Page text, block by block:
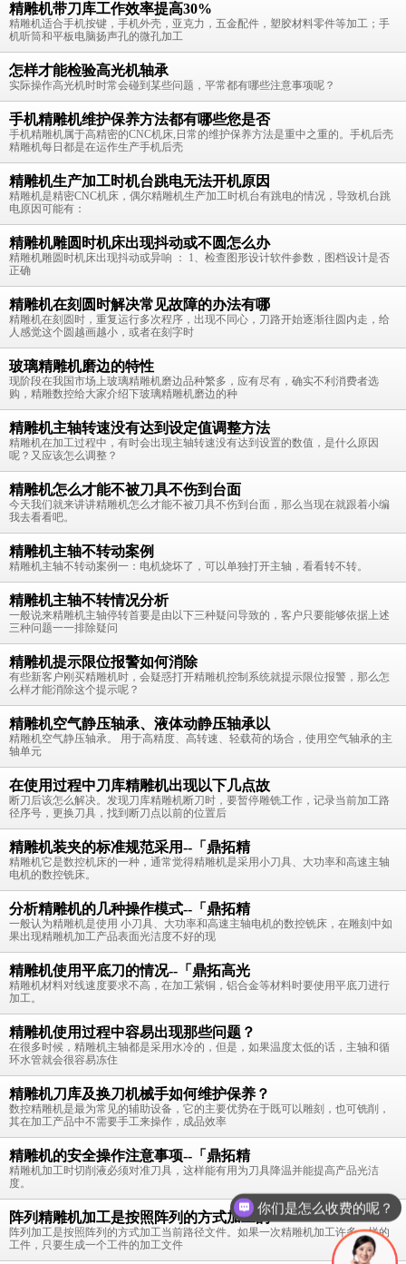
精雕机带刀库工作效率提高30%
精雕机适合手机按键，手机外壳，亚克力，五金配件，塑胶材料零件等加工；手
机听筒和平板电脑扬声孔的微孔加工
怎样才能检验高光机轴承
实际操作高光机时时常会碰到某些问题，平常都有哪些注意事项呢？
手机精雕机维护保养方法都有哪些您是否
手机精雕机属于高精密的CNC机床,日常的维护保养方法是重中之重的。手机后壳
精雕机每日都是在运作生产手机后壳
精雕机生产加工时机台跳电无法开机原因
精雕机是精密CNC机床，偶尔精雕机生产加工时机台有跳电的情况，导致机台跳
电原因可能有：
精雕机雕圆时机床出现抖动或不圆怎么办
精雕机雕圆时机床出现抖动或异响 ： 1、检查图形设计软件参数，图档设计是否
正确
精雕机在刻圆时解决常见故障的办法有哪
精雕机在刻圆时，重复运行多次程序，出现不同心，刀路开始逐渐往圆内走，给
人感觉这个圆越画越小，或者在刻字时
玻璃精雕机磨边的特性
现阶段在我国市场上玻璃精雕机磨边品种繁多，应有尽有，确实不利消费者选
购，精雕数控给大家介绍下玻璃精雕机磨边的种
精雕机主轴转速没有达到设定值调整方法
精雕机在加工过程中，有时会出现主轴转速没有达到设置的数值，是什么原因
呢？又应该怎么调整？
精雕机怎么才能不被刀具不伤到台面
今天我们就来讲讲精雕机怎么才能不被刀具不伤到台面，那么当现在就跟着小编
我去看看吧。
精雕机主轴不转动案例
精雕机主轴不转动案例一：电机烧坏了，可以单独打开主轴，看看转不转。
精雕机主轴不转情况分析
一般说来精雕机主轴停转首要是由以下三种疑问导致的，客户只要能够依据上述
三种问题一一排除疑问
精雕机提示限位报警如何消除
有些新客户刚买精雕机时，会疑惑打开精雕机控制系统就提示限位报警，那么怎
么样才能消除这个提示呢？
精雕机空气静压轴承、液体动静压轴承以
精雕机空气静压轴承。 用于高精度、高转速、轻载荷的场合，使用空气轴承的主
轴单元
在使用过程中刀库精雕机出现以下几点故
断刀后该怎么解决。发现刀库精雕机断刀时，要暂停雕铣工作，记录当前加工路
径序号，更换刀具，找到断刀点以前的位置后
精雕机装夹的标准规范采用--「鼎拓精
精雕机它是数控机床的一种，通常觉得精雕机是采用小刀具、大功率和高速主轴
电机的数控铣床。
分析精雕机的几种操作模式--「鼎拓精
一般认为精雕机是使用 小刀具、大功率和高速主轴电机的数控铣床，在雕刻中如
果出现精雕机加工产品表面光洁度不好的现
精雕机使用平底刀的情况--「鼎拓高光
精雕机材料对线速度要求不高，在加工紫铜，铝合金等材料时要使用平底刀进行
加工。
精雕机使用过程中容易出现那些问题？
在很多时候，精雕机主轴都是采用水冷的，但是，如果温度太低的话，主轴和循
环水管就会很容易冻住
精雕机刀库及换刀机械手如何维护保养？
数控精雕机是最为常见的辅助设备，它的主要优势在于既可以雕刻，也可铣削，
其在加工产品中不需要手工来操作，成品效率
精雕机的安全操作注意事项--「鼎拓精
精雕机加工时切削液必须对准刀具，这样能有用为刀具降温并能提高产品光洁
度。
阵列精雕机加工是按照阵列的方式加工的
阵列加工是按照阵列的方式加工当前路径文件。如果一次精雕机加工许多一样的
工件，只要生成一个工件的加工文件
你们是怎么收费的呢？
现在有优惠活动么？